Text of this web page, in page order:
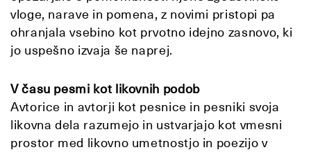
vloge, narave in pomena, z novimi pristopi pa
ohranjala vsebino kot prvotno idejno zasnovo, ki
jo uspešno izvaja še naprej.
V času pesmi kot likovnih podob
Avtorice in avtorji kot pesnice in pesniki svoja
likovna dela razumejo in ustvarjajo kot vmesni
prostor med likovno umetnostjo in poezijo v